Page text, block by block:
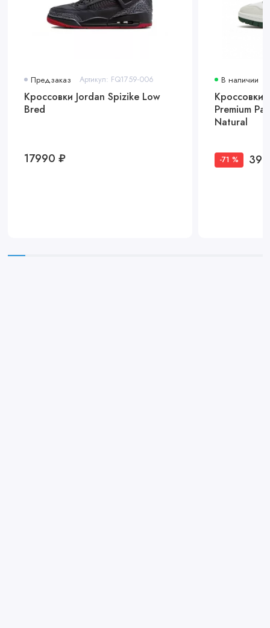
Предзаказ Артикул: FQ1759-006
Кроссовки Jordan Spizike Low
Bred
17990 ₽
В наличии
Кроссовки
Premium
Natural
-71 %